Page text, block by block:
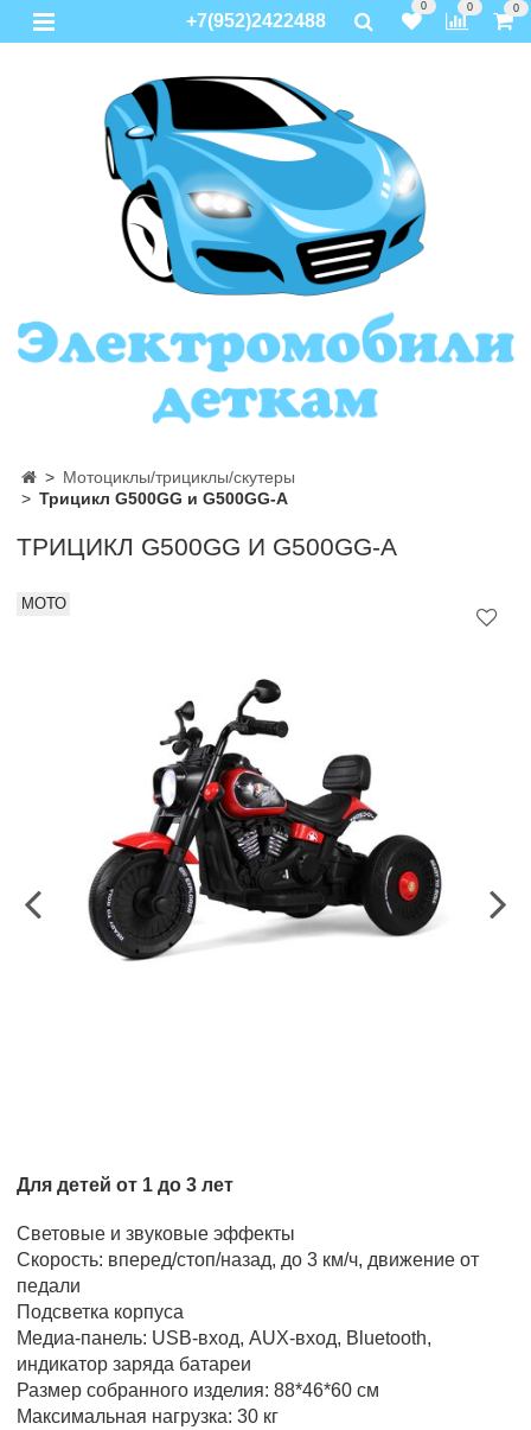
+7(952)2422488
0 0 0
Мотоциклы/трициклы/скутеры
Трицикл G500GG и G500GG-A
ТРИЦИКЛ G500GG И G500GG-A
МОТО
Для детей от 1 до 3 лет
Световые и звуковые эффекты
Скорость: вперед/стоп/назад, до 3 км/ч, движение от
педали
Подсветка корпуса
Медиа-панель: USB-вход, AUX-вход, Bluetooth,
индикатор заряда батареи
Размер собранного изделия: 88*46*60 см
Максимальная нагрузка: 30 кг